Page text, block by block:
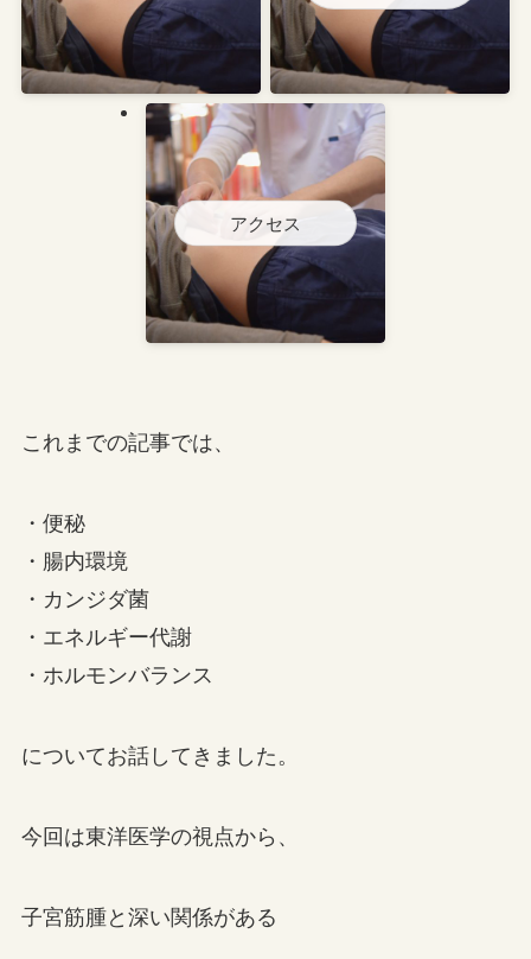
アクセス
これまでの記事では、
・便秘
・腸内環境
・カンジダ菌
・エネルギー代謝
・ホルモンバランス
についてお話してきました。
今回は東洋医学の視点から、
子宮筋腫と深い関係がある